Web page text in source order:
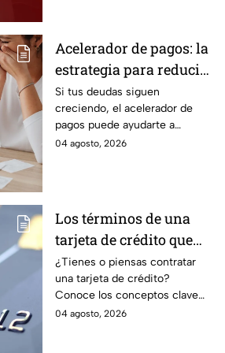
Acelerador de pagos: la
estrategia para reducir
tus deudas más rápido
y recuperar el control
de tus finanzas
Si tus deudas siguen
creciendo, el acelerador de
pagos puede ayudarte a
ordenar tus finanzas, priorizar
04 agosto, 2026
Los términos de una
tarjeta de crédito que
debes entender para
evitar deudas
¿Tienes o piensas contratar
una tarjeta de crédito?
Conoce los conceptos clave
como CAT, fecha de corte,
04 agosto, 2026